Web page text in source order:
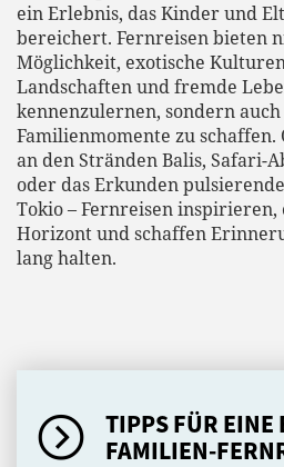
ein Erlebnis, das Kinder und
bereichert. Fernreisen bieten
Möglichkeit, exotische
Landschaften und fremde
kennenzulernen, sondern
Familienmomente zu schaffen.
an den Stränden Balis, Safari-
oder das Erkunden
Tokio – Fernreisen
Horizont und schaffen
lang halten.
TIPPS FÜR EINE
FAMILIEN-